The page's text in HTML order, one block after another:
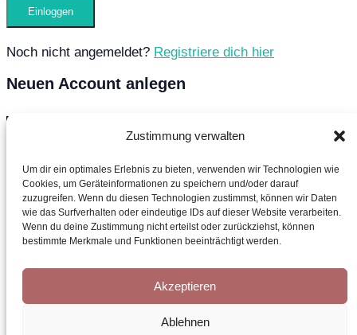
Zustimmung verwalten
Um dir ein optimales Erlebnis zu bieten, verwenden wir Technologien wie
Cookies, um Geräteinformationen zu speichern und/oder darauf
zuzugreifen. Wenn du diesen Technologien zustimmst, können wir Daten
wie das Surfverhalten oder eindeutige IDs auf dieser Website verarbeiten.
Wenn du deine Zustimmung nicht erteilst oder zurückziehst, können
bestimmte Merkmale und Funktionen beeinträchtigt werden.
Akzeptieren
Ablehnen
Noch nicht angemeldet? Registriere dich hier
Neuen Account anlegen